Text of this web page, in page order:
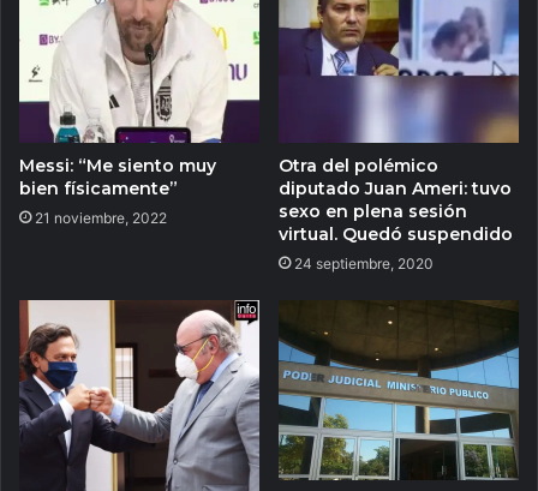
Messi: “Me siento muy
bien físicamente”
21 noviembre, 2022
Otra del polémico
diputado Juan Ameri: tuvo
sexo en plena sesión
virtual. Quedó suspendido
24 septiembre, 2020